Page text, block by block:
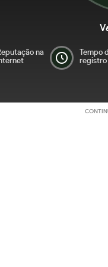
na
Tempo
registro